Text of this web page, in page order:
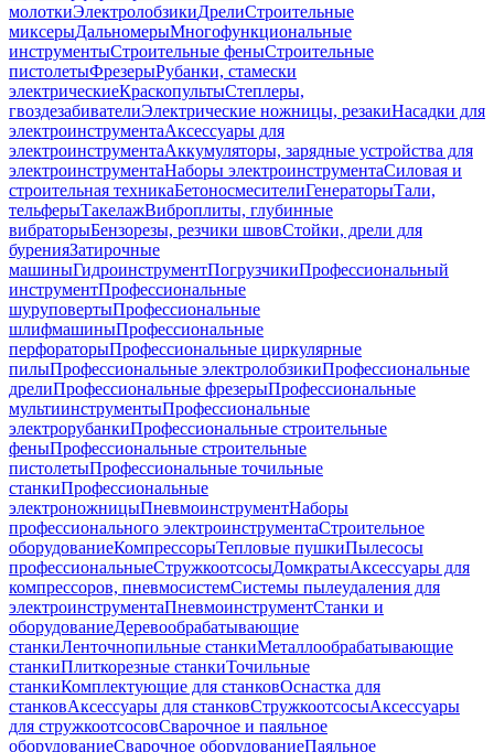
молоткиЭлектролобзикиДрелиСтроительные
миксерыДальномерыМногофункциональные
инструментыСтроительные феныСтроительные
пистолетыФрезерыРубанки, стамески
электрическиеКраскопультыСтеплеры,
гвоздезабивателиЭлектрические ножницы, резакиНасадки для
электроинструментаАксессуары для
электроинструментаАккумуляторы, зарядные устройства для
электроинструментаНаборы электроинструментаСиловая и
строительная техникаБетоносмесителиГенераторыТали,
тельферыТакелажВиброплиты, глубинные
вибраторыБензорезы, резчики швовСтойки, дрели для
буренияЗатирочные
машиныГидроинструментПогрузчикиПрофессиональный
инструментПрофессиональные
шуруповертыПрофессиональные
шлифмашиныПрофессиональные
перфораторыПрофессиональные циркулярные
пилыПрофессиональные электролобзикиПрофессиональные
дрелиПрофессиональные фрезерыПрофессиональные
мультиинструментыПрофессиональные
электрорубанкиПрофессиональные строительные
феныПрофессиональные строительные
пистолетыПрофессиональные точильные
станкиПрофессиональные
электроножницыПневмоинструментНаборы
профессионального электроинструментаСтроительное
оборудованиеКомпрессорыТепловые пушкиПылесосы
профессиональныеСтружкоотсосыДомкратыАксессуары для
компрессоров, пневмосистемСистемы пылеудаления для
электроинструментаПневмоинструментСтанки и
оборудованиеДеревообрабатывающие
станкиЛенточнопильные станкиМеталлообрабатывающие
станкиПлиткорезные станкиТочильные
станкиКомплектующие для станковОснастка для
станковАксессуары для станковСтружкоотсосыАксессуары
для стружкоотсосовСварочное и паяльное
оборудованиеСварочное оборудованиеПаяльное